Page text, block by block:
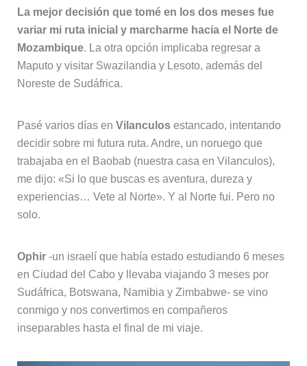
La mejor decisión que tomé en los dos meses fue
variar mi ruta inicial y marcharme hacia el Norte de
Mozambique. La otra opción implicaba regresar a
Maputo y visitar Swazilandia y Lesoto, además del
Noreste de Sudáfrica.
Pasé varios días en Vilanculosestancado, intentando
decidir sobre mi futura ruta. Andre, un noruego que
trabajaba en el Baobab (nuestra casa en Vilanculos),
me dijo: «Si lo que buscas es aventura, dureza y
experiencias… Vete al Norte». Y al Norte fui. Pero no
solo.
Ophir-un israelí que había estado estudiando 6 meses
en Ciudad del Cabo y llevaba viajando 3 meses por
Sudáfrica, Botswana, Namibia y Zimbabwe- se vino
conmigo y nos convertimos en compañeros
inseparables hasta el final de mi viaje.